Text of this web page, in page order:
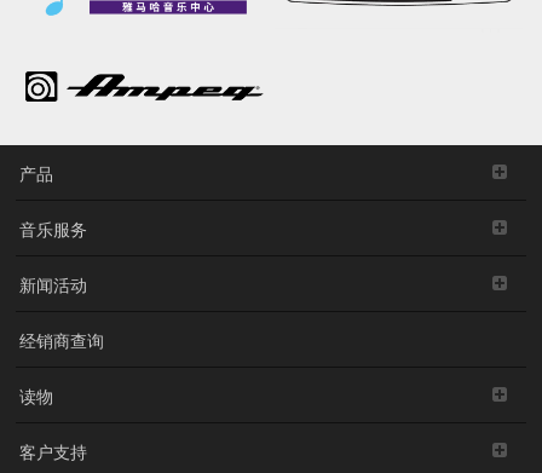
产品
音乐服务
新闻活动
经销商查询
读物
客户支持